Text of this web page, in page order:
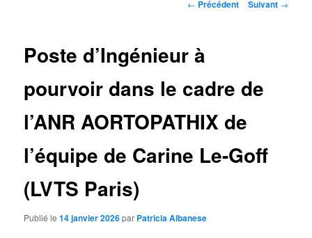
← Précédent Suivant →
Poste d’Ingénieur à
pourvoir dans le cadre de
l’ANR AORTOPATHIX de
l’équipe de Carine Le-Goff
(LVTS Paris)
Publié le14 janvier 2026par Patricia Albanese